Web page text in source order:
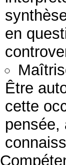
en
Être
cette
pensée,